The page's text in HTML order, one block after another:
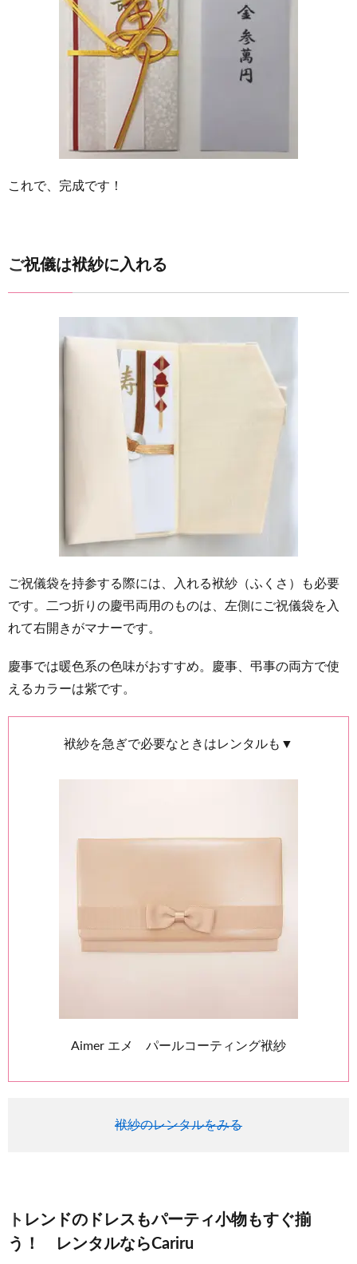
これで、完成です！
ご祝儀は袱紗に入れる
ご祝儀袋を持参する際には、入れる袱紗（ふくさ）も必要
です。二つ折りの慶弔両用のものは、左側にご祝儀袋を入
れて右開きがマナーです。
慶事では暖色系の色味がおすすめ。慶事、弔事の両方で使
えるカラーは紫です。
袱紗を急ぎで必要なときはレンタルも▼
Aimer エメ パールコーティング袱紗
袱紗のレンタルをみる
トレンドのドレスもパーティ小物もすぐ揃
う！ レンタルならCariru